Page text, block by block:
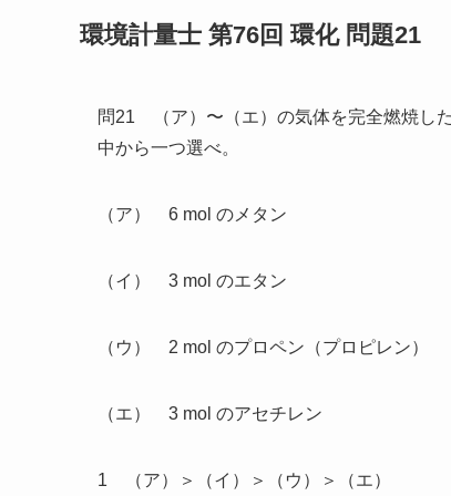
環境計量士 第76回 環化 問題21
問21 （ア）〜（エ）の気体を完全燃焼し
中から一つ選べ。
（ア） 6 mol のメタン
（イ） 3 mol のエタン
（ウ） 2 mol のプロペン（プロピレン）
（エ） 3 mol のアセチレン
1 （ア）＞（イ）＞（ウ）＞（エ）